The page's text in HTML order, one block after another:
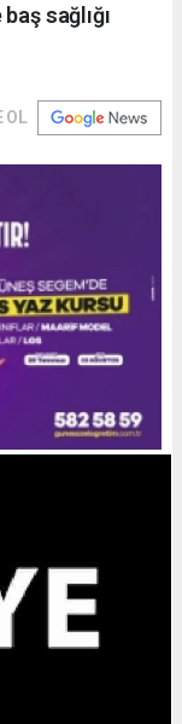
sağlığı
OL